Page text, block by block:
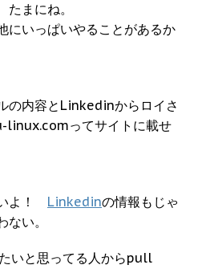
まにね。
にいっぱいやることがあるか
の内容とLinkedinからロイさ
linux.comってサイトに載せ
よ！ Linkedinの情報もじゃ
い。
いと思ってる人からpull